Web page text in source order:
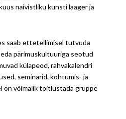
naivistliku kunsti laager ja
saab ettetellimisel tutvuda
pärimuskultuuriga seotud
külapeod, rahvakalendri
seminarid, kohtumis- ja
võimalik toitlustada gruppe